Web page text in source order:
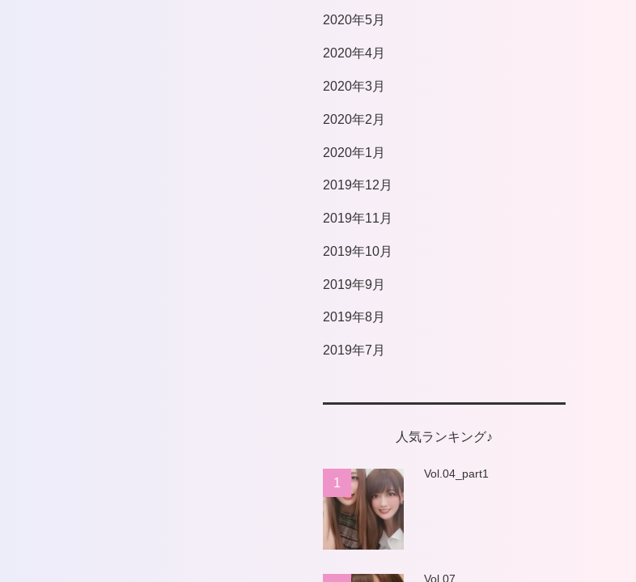
2020年5月
2020年4月
2020年3月
2020年2月
2020年1月
2019年12月
2019年11月
2019年10月
2019年9月
2019年8月
2019年7月
人気ランキング♪
1
Vol.04_part1
Vol.07